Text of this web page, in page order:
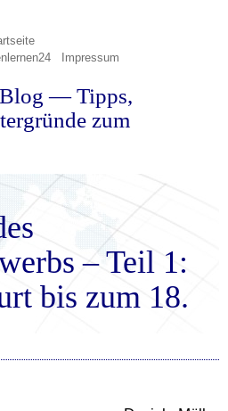
Impressum
Blog — Tipps,
zum
– Teil 1:
bis zum 18.